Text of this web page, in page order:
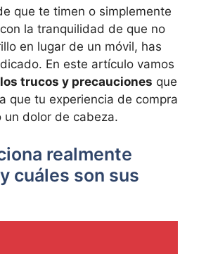
que te timen o simplemente
la tranquilidad de que no
en lugar de un móvil, has
En este artículo vamos
trucos y precauciones que
que tu experiencia de compra
un dolor de cabeza.
realmente
cuáles son sus